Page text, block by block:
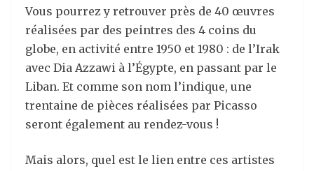
Vous pourrez y retrouver près de 40 œuvres
réalisées par des peintres des 4 coins du
globe, en activité entre 1950 et 1980 : de l’Irak
avec Dia Azzawi à l’Égypte, en passant par le
Liban. Et comme son nom l’indique, une
trentaine de pièces réalisées par Picasso
seront également au rendez-vous !
Mais alors, quel est le lien entre ces artistes